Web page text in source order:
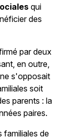
qui
des
par deux
en outre,
s'opposait
soit
parents : la
paires.
familiales de